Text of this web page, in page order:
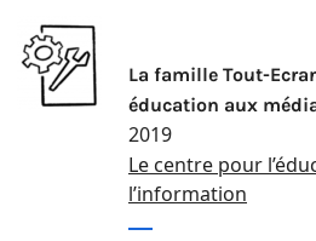
La famille Tout-
éducation aux
2019
Le centre pour
l’information